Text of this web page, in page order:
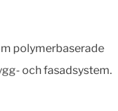
polymerbaserade
och fasadsystem.